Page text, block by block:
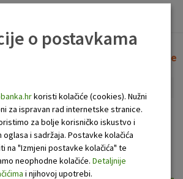
bankomata možete vidjeti
i bankomata Očisti filtere
Poslovnica
uplatne bankomate
o postavkama
koristi kolačiće (cookies). Nužni
za ispravan rad internetske stranice.
za bolje korisničko iskustvo i
i sadržaja. Postavke kolačića
na "Izmjeni postavke kolačića" te
neophodne kolačiće. Detaljnije
i njihovoj upotrebi.